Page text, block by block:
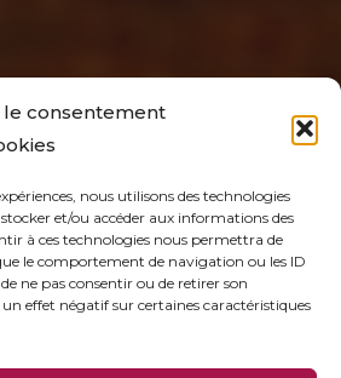
le consentement
nous utilisons des technologies
et/ou accéder aux informations des
à ces technologies nous permettra de
le comportement de navigation ou les ID
ne pas consentir ou de retirer son
effet négatif sur certaines caractéristiques